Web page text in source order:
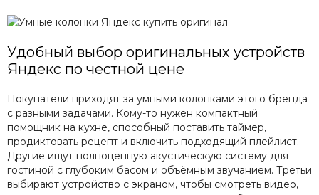
Удобный выбор оригинальных устройств
Яндекс по честной цене
Покупатели приходят за умными колонками этого бренда
с разными задачами. Кому-то нужен компактный
помощник на кухне, способный поставить таймер,
продиктовать рецепт и включить подходящий плейлист.
Другие ищут полноценную акустическую систему для
гостиной с глубоким басом и объёмным звучанием. Третьи
выбирают устройство с экраном, чтобы смотреть видео,